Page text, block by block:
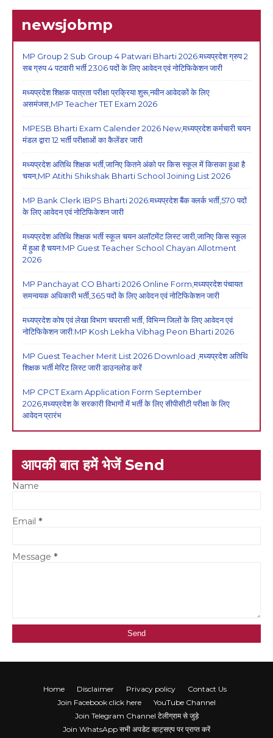
newsjobmp
MP Group 2 Sub Group 4 Patwari Bharti 2026:मध्यप्रदेश ग्रुप 2
सब ग्रुप 4 पटवारी भर्ती 2306 पदों के लिए आवेदन एवं नोटिफिकेशन जारी
मध्यप्रदेश शिक्षक पात्रता परीक्षा प्रक्रिया शुरू,नवीन आवेदकों के लिए
असमंजस,MP Teacher TET Exam 2026
MPESB Bharti Exam Calender 2026 New,मध्यप्रदेश कर्मचारी चयन
मंडल द्वारा 12 भर्ती परीक्षाओं का कैलेंडर जारी
मध्यप्रदेश अतिथि शिक्षक भर्ती,जानिए कितने अंको पर किस स्कूल में किसका हुआ है
चयन,MP Atithi Shikshak Bharti School Joining List 2026
MP Bank Clerk IBPS Bharti 2026:मध्यप्रदेश बैंक क्लर्क भर्ती,570 पदों
के लिए आवेदन एवं नोटिफिकेशन जारी
मध्यप्रदेश अतिथि शिक्षक भर्ती स्कूल चयन अलॉटमेंट लिस्ट जारी,जानिए किस स्कूल
में हुआ है चयन:MP Guest Teacher School Chayan Allotment
2026
MP Panchayat CO Bharti 2026 Online Form,मध्यप्रदेश पंचायत
समन्वयक अधिकारी भर्ती,365 पदों के लिए आवेदन एवं नोटिफिकेशन जारी
मध्यप्रदेश कोष एवं लेखा विभाग चपरासी भर्ती, विभिन्न जिलों के लिए आवेदन एवं
नोटिफिकेशन जारी:MP Kosh Lekha Vibhag Peon Bharti 2026
MP Guest Teacher Merit List 2026 Download ,मध्यप्रदेश अतिथि
शिक्षक भर्ती मेरिट लिस्ट जारी डाउनलोड करें
MP CPCT Exam Application Form September
2026,मध्यप्रदेश के सरकारी विभागों में भर्ती के लिए सीपीसीटी परीक्षा के लिए
आवेदन प्रारंभ
आपकी बात हमें भेजें Send
Name
Email *
Message *
Home Disclaimer Privacy policy
Contact Us
Join Facebook click here
YouTube Channel
Join Telegram Channel टेलीग्राम से जुड़े
Join WhatsApp सभी अपडेट व्हाट्सएप पर प्राप्त करें